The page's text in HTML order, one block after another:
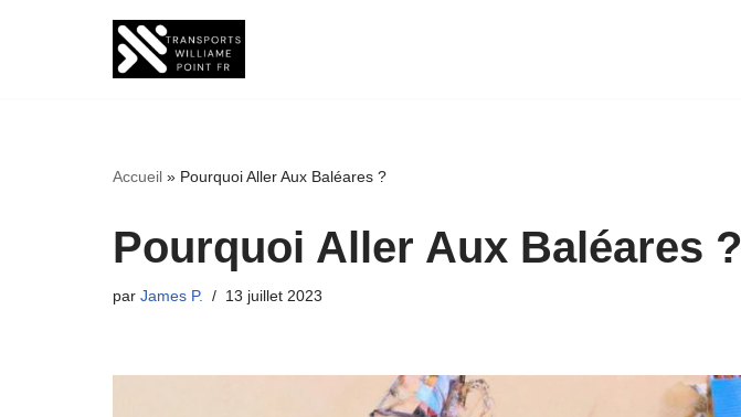
Accueil » Pourquoi Aller Aux Baléares ?
Pourquoi Aller Aux Baléares ?
par James P. 13 juillet 2023